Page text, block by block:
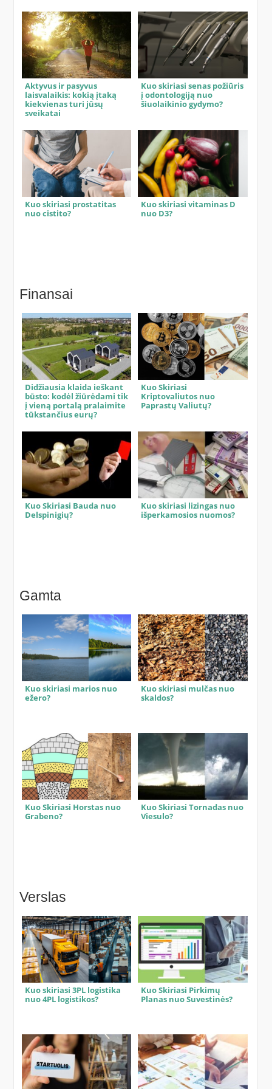
Aktyvus ir pasyvus
laisvalaikis: kokią įtaką
kiekvienas turi jūsų
sveikatai
Kuo skiriasi senas požiūris
į odontologiją nuo
šiuolaikinio gydymo?
Kuo skiriasi prostatitas
nuo cistito?
Kuo skiriasi vitaminas D
nuo D3?
Finansai
Didžiausia klaida ieškant
būsto: kodėl žiūrėdami tik
į vieną portalą pralaimite
tūkstančius eurų?
Kuo Skiriasi
Kriptovaliutos nuo
Paprastų Valiutų?
Kuo Skiriasi Bauda nuo
Delspinigių?
Kuo skiriasi lizingas nuo
išperkamosios nuomos?
Gamta
Kuo skiriasi marios nuo
ežero?
Kuo skiriasi mulčas nuo
skaldos?
Kuo Skiriasi Horstas nuo
Grabeno?
Kuo Skiriasi Tornadas nuo
Viesulo?
Verslas
Kuo skiriasi 3PL logistika
nuo 4PL logistikos?
Kuo Skiriasi Pirkimų
Planas nuo Suvestinės?